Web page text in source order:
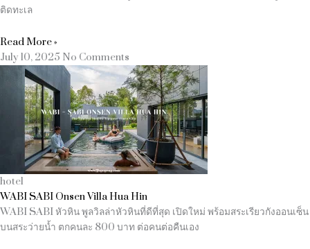
ติดทะเล
Read More »
July 10, 2025 No Comments
hotel
WABI SABI Onsen Villa Hua Hin
WABI SABI หัวหิน พูลวิลล่าหัวหินที่ดีที่สุด เปิดใหม่ พร้อมสระเรียวกังออนเซ็น
บนสระว่ายน้ำ ตกคนละ 800 บาท ต่อคนต่อคืนเอง